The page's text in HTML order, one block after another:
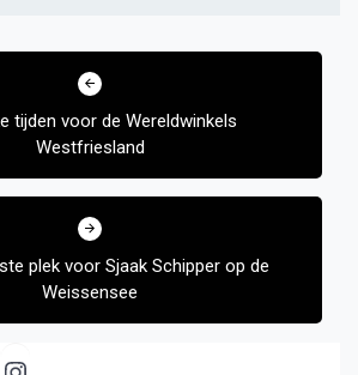
tijden voor de Wereldwinkels
Westfriesland
plek voor Sjaak Schipper op de
Weissensee
RSS feed